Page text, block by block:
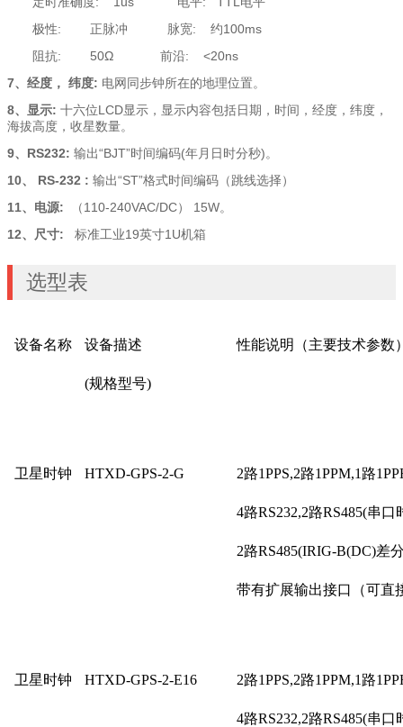
极性: 正脉冲 脉宽: 约100ms
阻抗: 50Ω 前沿: <20ns
7、经度， 纬度: 电网同步钟所在的地理位置。
8、显示: 十六位LCD显示，显示内容包括日期，时间，经度，纬度，
海拔高度，收星数量。
9、RS232: 输出“BJT”时间编码(年月日时分秒)。
10、 RS-232 : 输出“ST”格式时间编码（跳线选择）
11、电源: （110-240VAC/DC） 15W。
12、尺寸: 标准工业19英寸1U机箱
选型表
设备名称 设备描述
(规格型号)
性能说明（主要技术参数
卫星时钟 HTXD-GPS-2-G 2路1PPS,2路1PPM,1路
4路RS232,2路RS485(串口
2路RS485(IRIG-B(DC)差
带有扩展输出接口（可直
卫星时钟 HTXD-GPS-2-E16 2路1PPS,2路1PPM,1路
4路RS232,2路RS485(串口